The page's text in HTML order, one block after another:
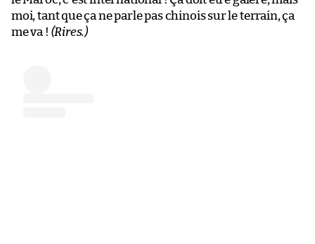
moi, tant que ça ne parle pas chinois sur le terrain, ça
me va ! (Rires.)